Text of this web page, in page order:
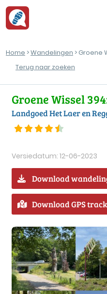
Home >Wandelingen > Groene
Terug naar zoeken
Groene Wissel
Landgoed Het Laer en
Versiedatum: 12-06-2023
Download
Download GPS track